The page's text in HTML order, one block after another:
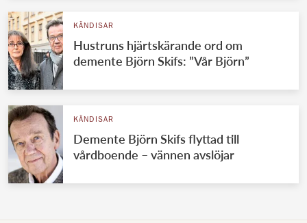
KÄNDISAR
Hustruns hjärtskärande ord om
demente Björn Skifs: ”Vår Björn”
KÄNDISAR
Demente Björn Skifs flyttad till
vårdboende – vännen avslöjar